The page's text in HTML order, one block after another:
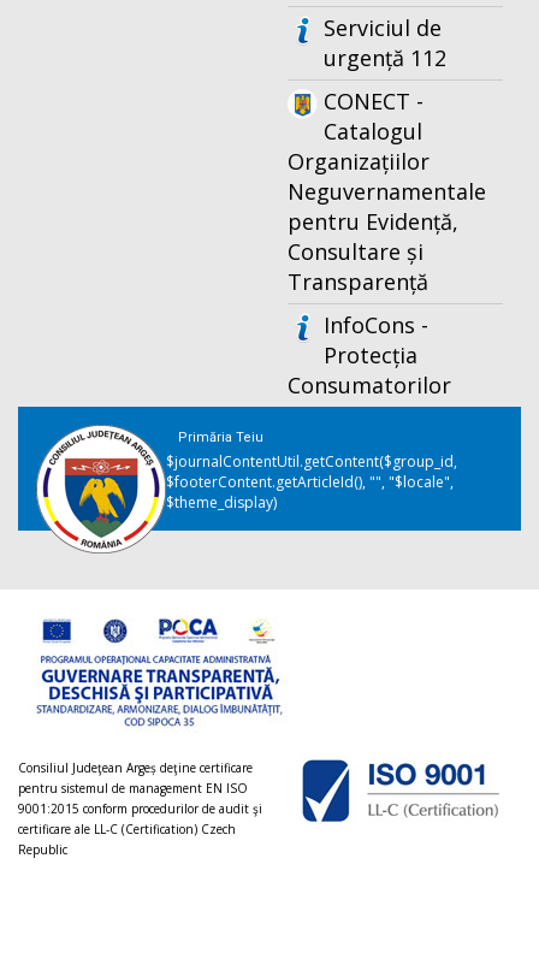
Serviciul de
urgență 112
CONECT -
Catalogul
Organizațiilor
Neguvernamentale
pentru Evidență,
Consultare și
Transparență
InfoCons -
Protecția
Consumatorilor
Primăria Teiu
$journalContentUtil.getContent($group_id,
$footerContent.getArticleId(), "", "$locale",
$theme_display)
Consiliul Judeţean Argeș deţine certificare
pentru sistemul de management EN ISO
9001:2015 conform procedurilor de audit şi
certificare ale LL-C (Certification) Czech
Republic